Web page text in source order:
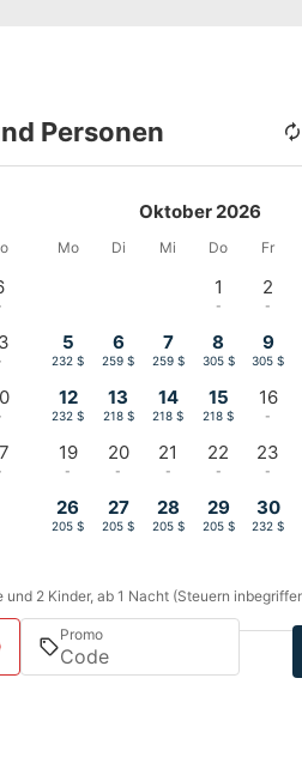
Personen
Oktober 2026
Mo Di Mi Do Fr
1
-
2
-
5
232 $
6
259 $
7
259 $
8
305 $
9
305 $
12
232 $
13
218 $
14
218 $
15
218 $
16
-
19
-
20
-
21
-
22
-
23
-
26
205 $
27
205 $
28
205 $
29
205 $
30
232 $
2 Kinder, ab 1 Nacht (Steuern
Promo